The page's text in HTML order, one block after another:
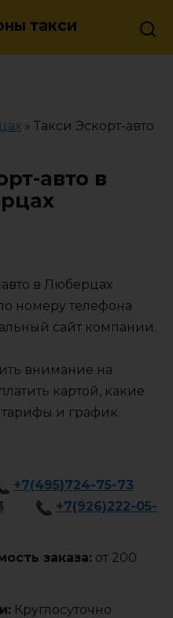
такси
» Такси Эскорт-авто
авто в
авто в Люберцах
номеру телефона
сайт компании.
внимание на
картой, какие
тарифы и график
+7(495)724-75-73
+7(926)222-05-
заказа: от 200
Круглосуточно